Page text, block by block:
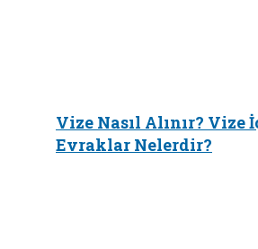
Vize Nasıl Alınır? Vize
Evraklar Nelerdir?